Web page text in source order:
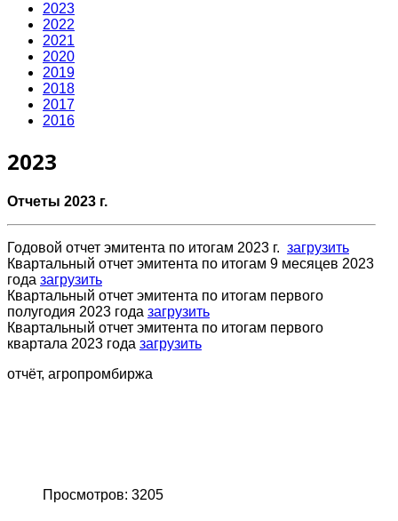
2023
2022
2021
2020
2019
2018
2017
2016
2023
Отчеты 2023 г.
Годовой отчет эмитента по итогам 2023 г. загрузить
Квартальный отчет эмитента по итогам 9 месяцев 2023
года загрузить
Квартальный отчет эмитента по итогам первого
полугодия 2023 года загрузить
Квартальный отчет эмитента по итогам первого
квартала 2023 года загрузить
отчёт, агропромбиржа
Просмотров: 3205